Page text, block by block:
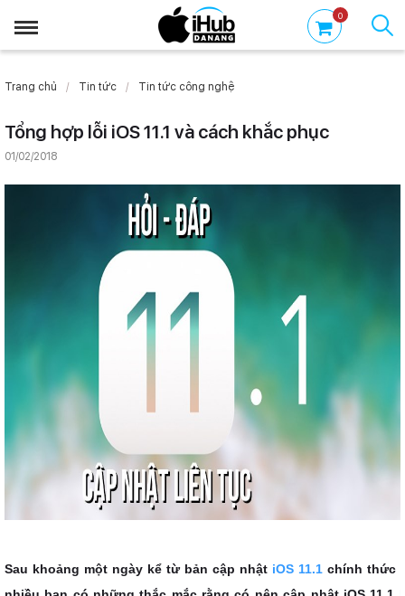
0
Trang chủ Tin tức Tin tức công nghệ
Tổng hợp lỗi iOS 11.1 và cách khắc phục
01/02/2018
Sau khoảng một ngày kể từ bản cập nhật iOS 11.1 chính thức